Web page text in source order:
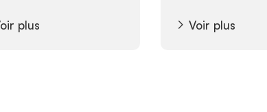
plus Voir plus